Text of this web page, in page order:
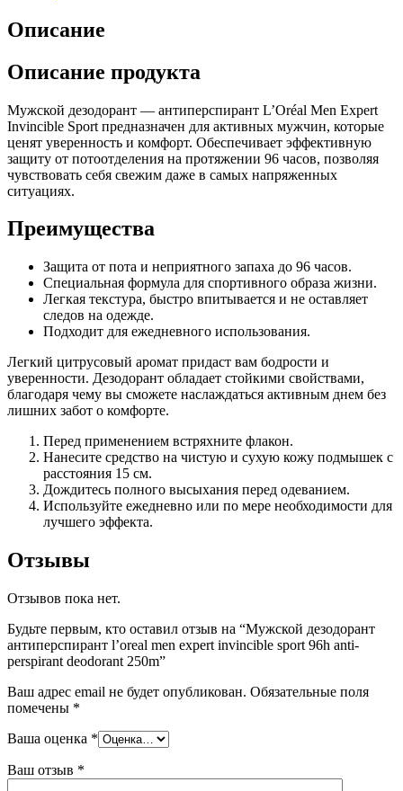
Описание
Описание продукта
Мужской дезодорант — антиперспирант L’Oréal Men Expert
Invincible Sport предназначен для активных мужчин, которые
ценят уверенность и комфорт. Обеспечивает эффективную
защиту от потоотделения на протяжении 96 часов, позволяя
чувствовать себя свежим даже в самых напряженных
ситуациях.
Преимущества
Защита от пота и неприятного запаха до 96 часов.
Специальная формула для спортивного образа жизни.
Легкая текстура, быстро впитывается и не оставляет
следов на одежде.
Подходит для ежедневного использования.
Легкий цитрусовый аромат придаст вам бодрости и
уверенности. Дезодорант обладает стойкими свойствами,
благодаря чему вы сможете наслаждаться активным днем без
лишних забот о комфорте.
Перед применением встряхните флакон.
Нанесите средство на чистую и сухую кожу подмышек с
расстояния 15 см.
Дождитесь полного высыхания перед одеванием.
Используйте ежедневно или по мере необходимости для
лучшего эффекта.
Отзывы
Отзывов пока нет.
Будьте первым, кто оставил отзыв на “Мужской дезодорант
антиперспирант l’oreal men expert invincible sport 96h anti-
perspirant deodorant 250m”
Ваш адрес email не будет опубликован. Обязательные поля
помечены *
Ваша оценка *
Ваш отзыв *